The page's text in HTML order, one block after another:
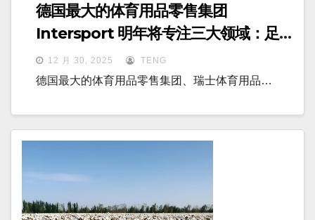
德国最大的体育用品零售集团
Intersport 明年将专注三大领域：足
球、跑步和户外运动
12 月 30, 2025 TENG
德国最大的体育用品零售集团、瑞士体育用品…